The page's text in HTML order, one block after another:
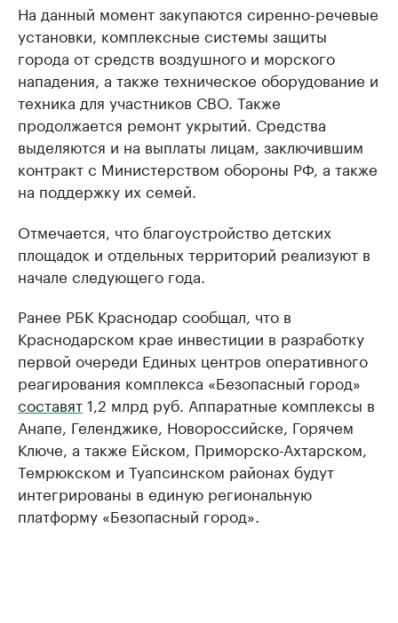
На данный момент закупаются сиренно-речевые
установки, комплексные системы защиты
города от средств воздушного и морского
нападения, а также техническое оборудование и
техника для участников СВО. Также
продолжается ремонт укрытий. Средства
выделяются и на выплаты лицам, заключившим
контракт с Министерством обороны РФ, а также
на поддержку их семей.
Отмечается, что благоустройство детских
площадок и отдельных территорий реализуют в
начале следующего года.
Ранее РБК Краснодар сообщал, что в
Краснодарском крае инвестиции в разработку
первой очереди Единых центров оперативного
реагирования комплекса «Безопасный город»
составят1,2 млрд руб. Аппаратные комплексы в
Анапе, Геленджике, Новороссийске, Горячем
Ключе, а также Ейском, Приморско-Ахтарском,
Темрюкском и Туапсинском районах будут
интегрированы в единую региональную
платформу «Безопасный город».